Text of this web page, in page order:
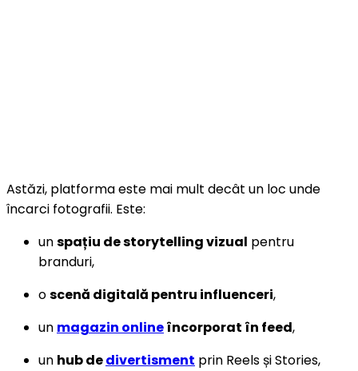
Astăzi, platforma este mai mult decât un loc unde
încarci fotografii. Este:
unspațiu de storytelling vizual pentru
branduri,
oscenă digitală pentru influenceri,
un magazin onlineîncorporat în feed,
un hub dedivertisment prin Reels și Stories,